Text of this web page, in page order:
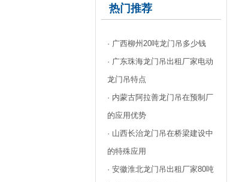
热门推荐
· 广西柳州20吨龙门吊多少钱
· 广东珠海龙门吊出租厂家电动
龙门吊特点
· 内蒙古阿拉善龙门吊在预制厂
的应用优势
· 山西长治龙门吊在桥梁建设中
的特殊应用
· 安徽淮北龙门吊出租厂家80吨